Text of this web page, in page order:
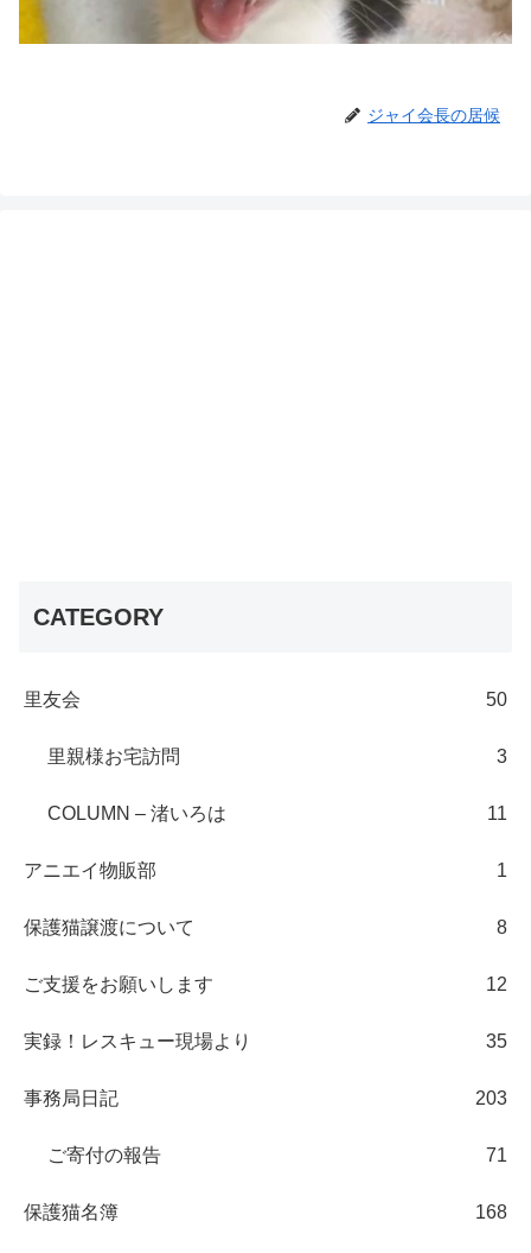
ジャイ会長の居候
CATEGORY
里友会 50
里親様お宅訪問 3
COLUMN – 渚いろは 11
アニエイ物販部 1
保護猫譲渡について 8
ご支援をお願いします 12
実録！レスキュー現場より 35
事務局日記 203
ご寄付の報告 71
保護猫名簿 168